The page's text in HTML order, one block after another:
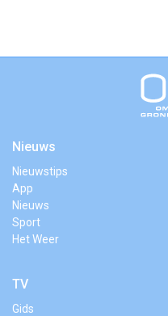
Nieuws
Nieuwstips
App
Nieuws
Sport
Het Weer
TV
Gids